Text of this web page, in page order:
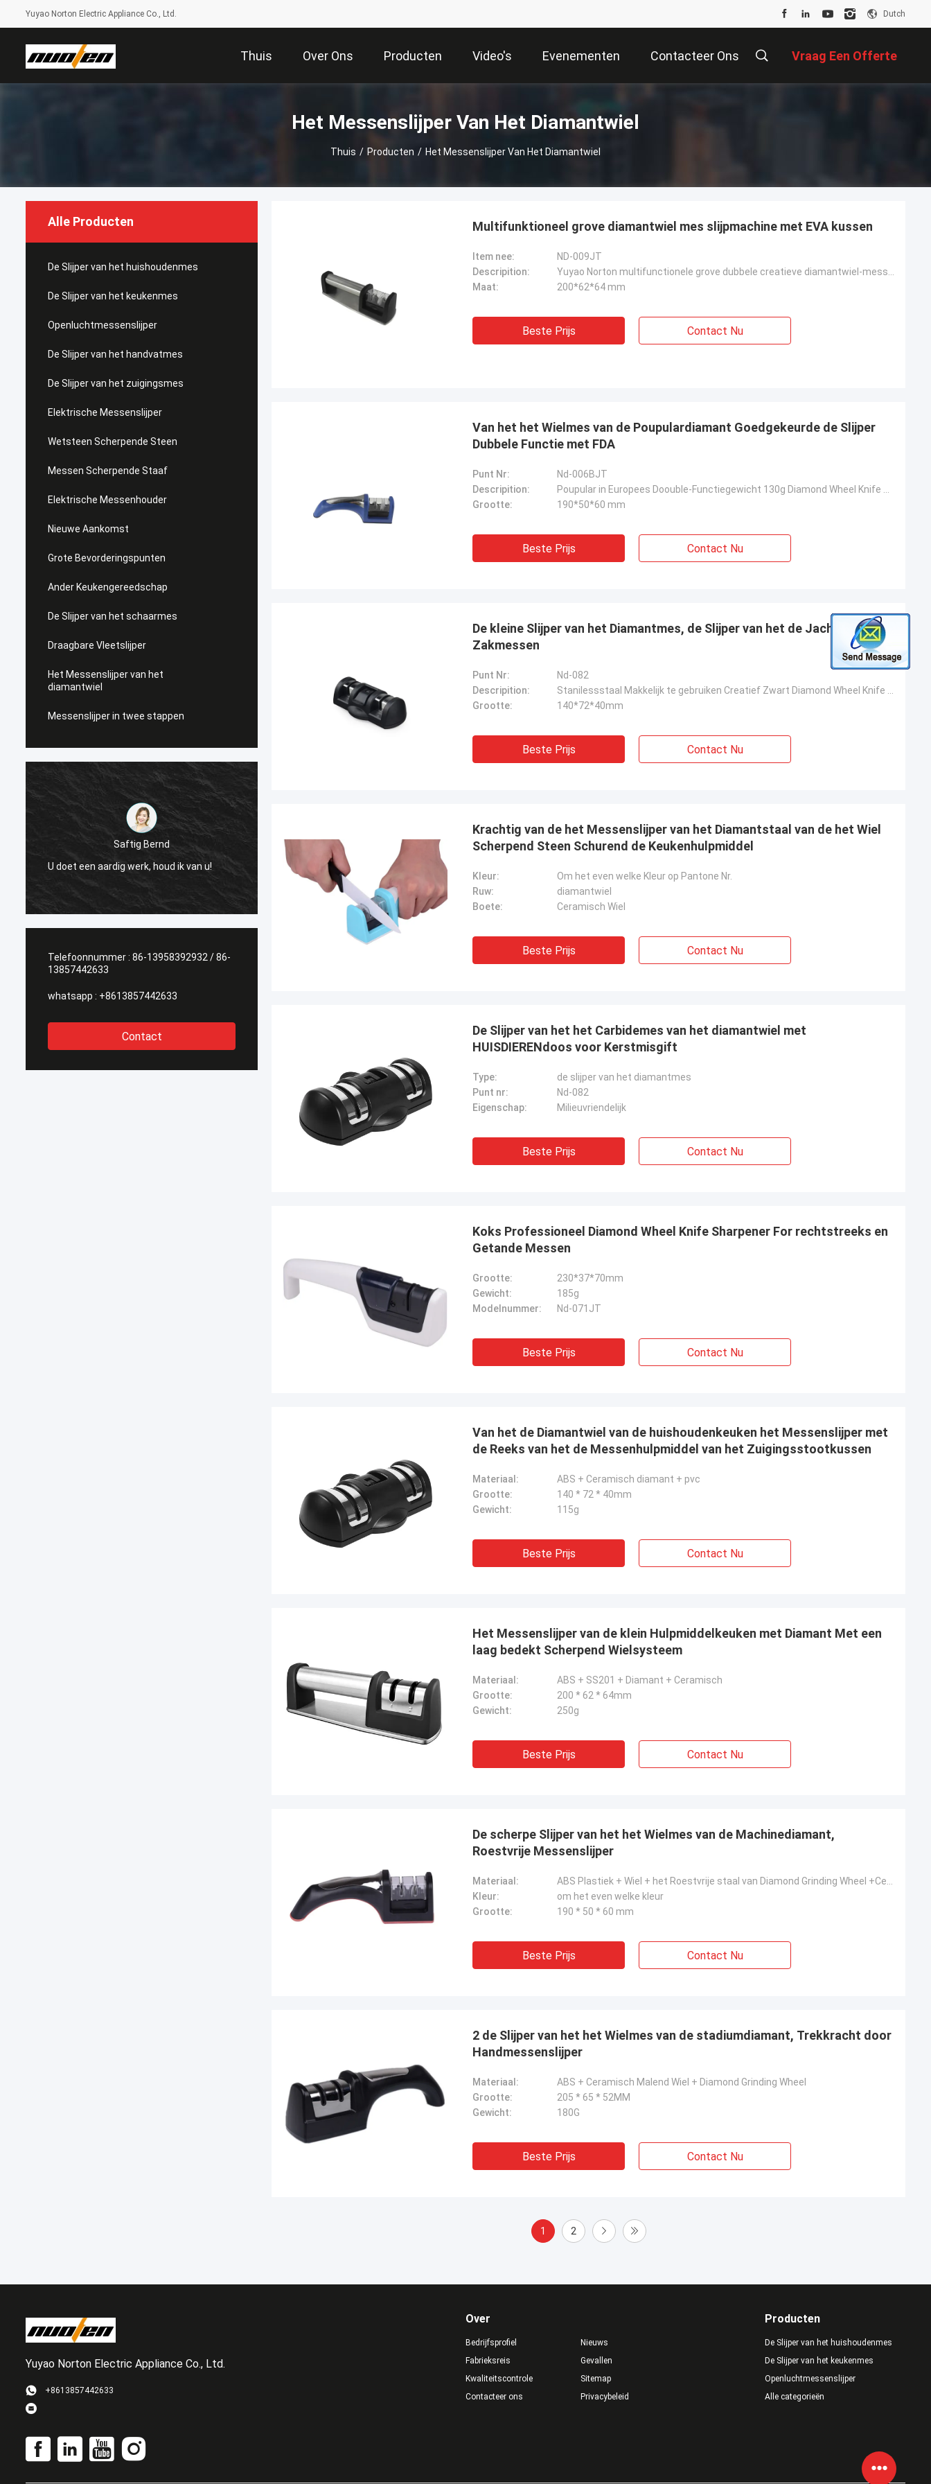
Yuyao Norton Electric Appliance Co., Ltd. Dutch
Thuis Over Ons Producten Video's Evenementen Contacteer Ons Vraag Een Offerte
Het Messenslijper Van Het Diamantwiel
Thuis / Producten / Het Messenslijper Van Het Diamantwiel
Alle Producten
De Slijper van het huishoudenmes
De Slijper van het keukenmes
Openluchtmessenslijper
De Slijper van het handvatmes
De Slijper van het zuigingsmes
Elektrische Messenslijper
Wetsteen Scherpende Steen
Messen Scherpende Staaf
Elektrische Messenhouder
Nieuwe Aankomst
Grote Bevorderingspunten
Ander Keukengereedschap
De Slijper van het schaarmes
Draagbare Vleetslijper
Het Messenslijper van het
diamantwiel
Messenslijper in twee stappen
Saftig Bernd
U doet een aardig werk, houd ik van u!
Nu, slechts Norton, Geen Behoefte Andere
Leverancier!
Telefoonnummer : 86-13958392932 / 86-
13857442633
whatsapp : +8613857442633
Contact
Multifunktioneel grove diamantwiel mes slijpmachine met EVA kussen
Item nee:
ND-009JT
Descripition:
Maat:
200*62*64 mm
Beste Prijs Contact Nu
Van het het Wielmes van de Poupulardiamant Goedgekeurde de Slijper
Dubbele Functie met FDA
Punt Nr:
Nd-006BJT
Descripition:
Grootte:
190*50*60 mm
Beste Prijs Contact Nu
De kleine Slijper van het Diamantmes, de Slijper van het de Jachtmes voor
Zakmessen
Punt Nr:
Nd-082
Descripition:
Grootte:
140*72*40mm
Beste Prijs Contact Nu
Krachtig van de het Messenslijper van het Diamantstaal van de het Wiel
Scherpend Steen Schurend de Keukenhulpmiddel
Kleur:
Om het even welke Kleur op Pantone Nr.
Ruw:
diamantwiel
Boete:
Ceramisch Wiel
Beste Prijs Contact Nu
De Slijper van het het Carbidemes van het diamantwiel met
HUISDIERENdoos voor Kerstmisgift
Type:
de slijper van het diamantmes
Punt nr:
Nd-082
Eigenschap:
Milieuvriendelijk
Beste Prijs Contact Nu
Koks Professioneel Diamond Wheel Knife Sharpener For rechtstreeks en
Getande Messen
Grootte:
230*37*70mm
Gewicht:
185g
Modelnummer:
Nd-071JT
Beste Prijs Contact Nu
Van het de Diamantwiel van de huishoudenkeuken het Messenslijper met
de Reeks van het de Messenhulpmiddel van het Zuigingsstootkussen
Materiaal:
ABS + Ceramisch diamant + pvc
Grootte:
140 * 72 * 40mm
Gewicht:
115g
Beste Prijs Contact Nu
Het Messenslijper van de klein Hulpmiddelkeuken met Diamant Met een
laag bedekt Scherpend Wielsysteem
Materiaal:
ABS + SS201 + Diamant + Ceramisch
Grootte:
200 * 62 * 64mm
Gewicht:
250g
Beste Prijs Contact Nu
De scherpe Slijper van het het Wielmes van de Machinediamant,
Roestvrije Messenslijper
Materiaal:
Kleur:
om het even welke kleur
Grootte:
190 * 50 * 60 mm
Beste Prijs Contact Nu
2 de Slijper van het het Wielmes van de stadiumdiamant, Trekkracht door
Handmessenslijper
Materiaal:
ABS + Ceramisch Malend Wiel + Diamond Grinding Wheel
Grootte:
205 * 65 * 52MM
Gewicht:
180G
Beste Prijs Contact Nu
1 2
Yuyao Norton Electric Appliance Co., Ltd.
+8613857442633
Over
Bedrijfsprofiel
Fabrieksreis
Kwaliteitscontrole
Contacteer ons
Nieuws
Gevallen
Sitemap
Privacybeleid
Producten
De Slijper van het huishoudenmes
De Slijper van het keukenmes
Openluchtmessenslijper
Alle categorieën